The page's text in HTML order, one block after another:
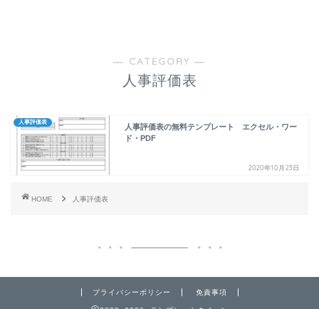
― CATEGORY ―
人事評価表
人事評価表
人事評価表の無料テンプレート エクセル・ワー
ド・PDF
2020年10月23日
HOME 人事評価表
プライバシーポリシー 免責事項